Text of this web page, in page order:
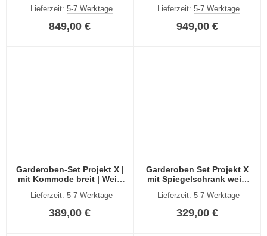
Lieferzeit: 5-7 Werktage
849,00 €
Lieferzeit:5-7 Werktage
949,00 €
Garderoben-Set Projekt X |
mit Kommode breit | Weiß
Lieferzeit: 5-7 Werktage
389,00 €
Garderoben Set Projekt X
mit Spiegelschrank weiß
Lieferzeit:5-7 Werktage
329,00 €